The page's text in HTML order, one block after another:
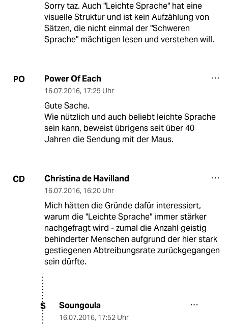
Sorry taz. Auch "Leichte Sprache" hat eine
visuelle Struktur und ist kein Aufzählung von
Sätzen, die nicht einmal der "Schweren
Sprache" mächtigen lesen und verstehen will.
PO Power Of Each
16.07.2016, 17:29 Uhr
Gute Sache.
Wie nützlich und auch beliebt leichte Sprache
sein kann, beweist übrigens seit über 40
Jahren die Sendung mit der Maus.
CD Christina de Havilland
16.07.2016, 16:20 Uhr
Mich hätten die Gründe dafür interessiert,
warum die "Leichte Sprache" immer stärker
nachgefragt wird - zumal die Anzahl geistig
behinderter Menschen aufgrund der hier stark
gestiegenen Abtreibungsrate zurückgegangen
sein dürfte.
S Soungoula
16.07.2016, 17:52 Uhr